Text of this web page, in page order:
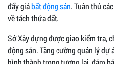
đẩy giábất động sản. Tuân thủ
về tách thửa đất.
Sở Xây dựng được giao kiểm tra,
động sản. Tăng cường quản lý dự
hình thành trong tương lai, đảm